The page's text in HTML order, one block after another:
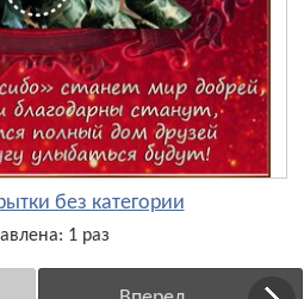
без категории
1 раз